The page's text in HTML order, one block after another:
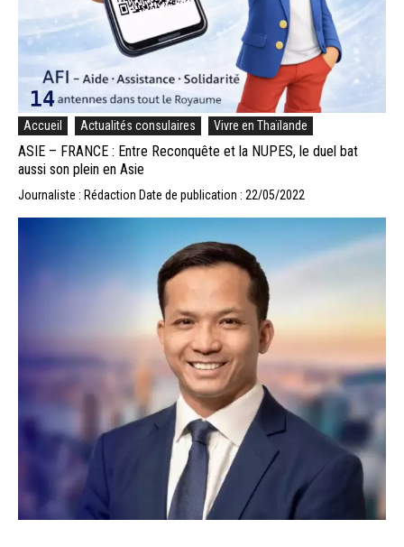
Accueil Actualités consulaires Vivre en Thaïlande
ASIE – FRANCE : Entre Reconquête et la NUPES, le duel bat
aussi son plein en Asie
Journaliste : Rédaction Date de publication : 22/05/2022